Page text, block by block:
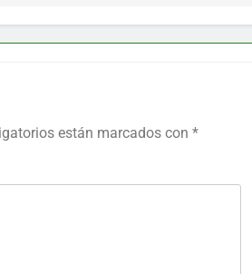
están marcados con *